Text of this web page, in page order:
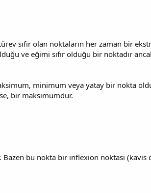
sıfır olan noktaların her zaman bir
ve eğimi sıfır olduğu bir noktadır
minimum veya yatay bir nokta
bir maksimumdur.
bu nokta bir inflexion noktası